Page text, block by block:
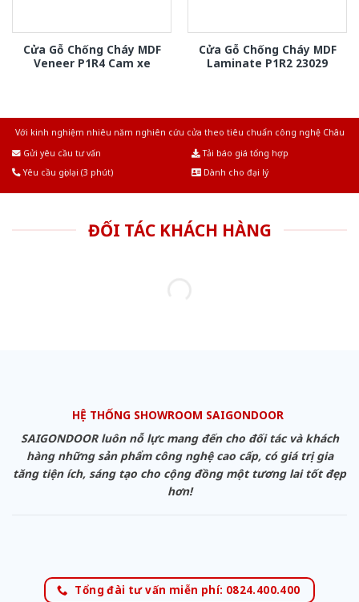
Cửa Gỗ Chống Cháy MDF
Veneer P1R4 Cam xe
Cửa Gỗ Chống Cháy MDF
Laminate P1R2 23029
Với kinh nghiệm nhiêu năm nghiên cứu cửa theo tiêu chuẩn công nghệ Châu
Gửi yêu cầu tư vấn
Tải báo giá tổng hợp
Yêu cầu gọi lại (3 phút)
Dành cho đại lý
ĐỐI TÁC KHÁCH HÀNG
HỆ THỐNG SHOWROOM SAIGONDOOR
SAIGONDOOR luôn nỗ lực mang đến cho đối tác và khách
hàng những sản phẩm công nghệ cao cấp, có giá trị gia
tăng tiện ích, sáng tạo cho cộng đồng một tương lai tốt đẹp
hơn!
Tổng đài tư vấn miễn phí: 0824.400.400